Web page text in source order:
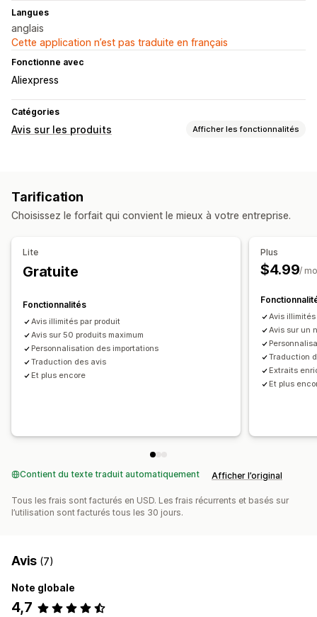
Langues
anglais
Cette application n’est pas traduite en français
Fonctionne avec
Aliexpress
Catégories
Avis sur les produits Afficher les fonctionnalités
Mise en page en grille
Tarification
Choisissez le forfait qui convient le mieux à votre entreprise.
Lite
Gratuite
Fonctionnalités
Avis illimités par produit
Avis sur 50 produits maximum
Personnalisation des importations
Traduction des avis
Et plus encore
Plus
$4.99/
Avis
Avis sur un
Traduction
Extraits
Et plus
Contient du texte traduit automatiquement Afficher l’original
Tous les frais sont facturés en USD. Les frais récurrents et basés sur
l’utilisation sont facturés tous les 30 jours.
Avis (7)
Note globale
4,7